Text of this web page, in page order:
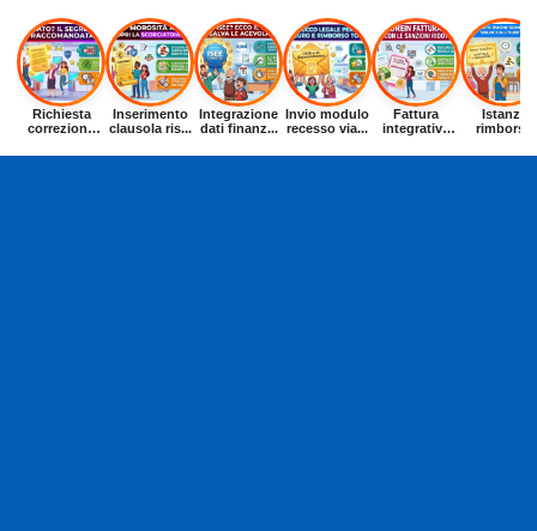
Richiesta
correzione
Inserimento
clausola ris...
Integrazione
dati finanz...
Invio modulo
recesso via...
Fattura
integrativa
Istanza
rimborso